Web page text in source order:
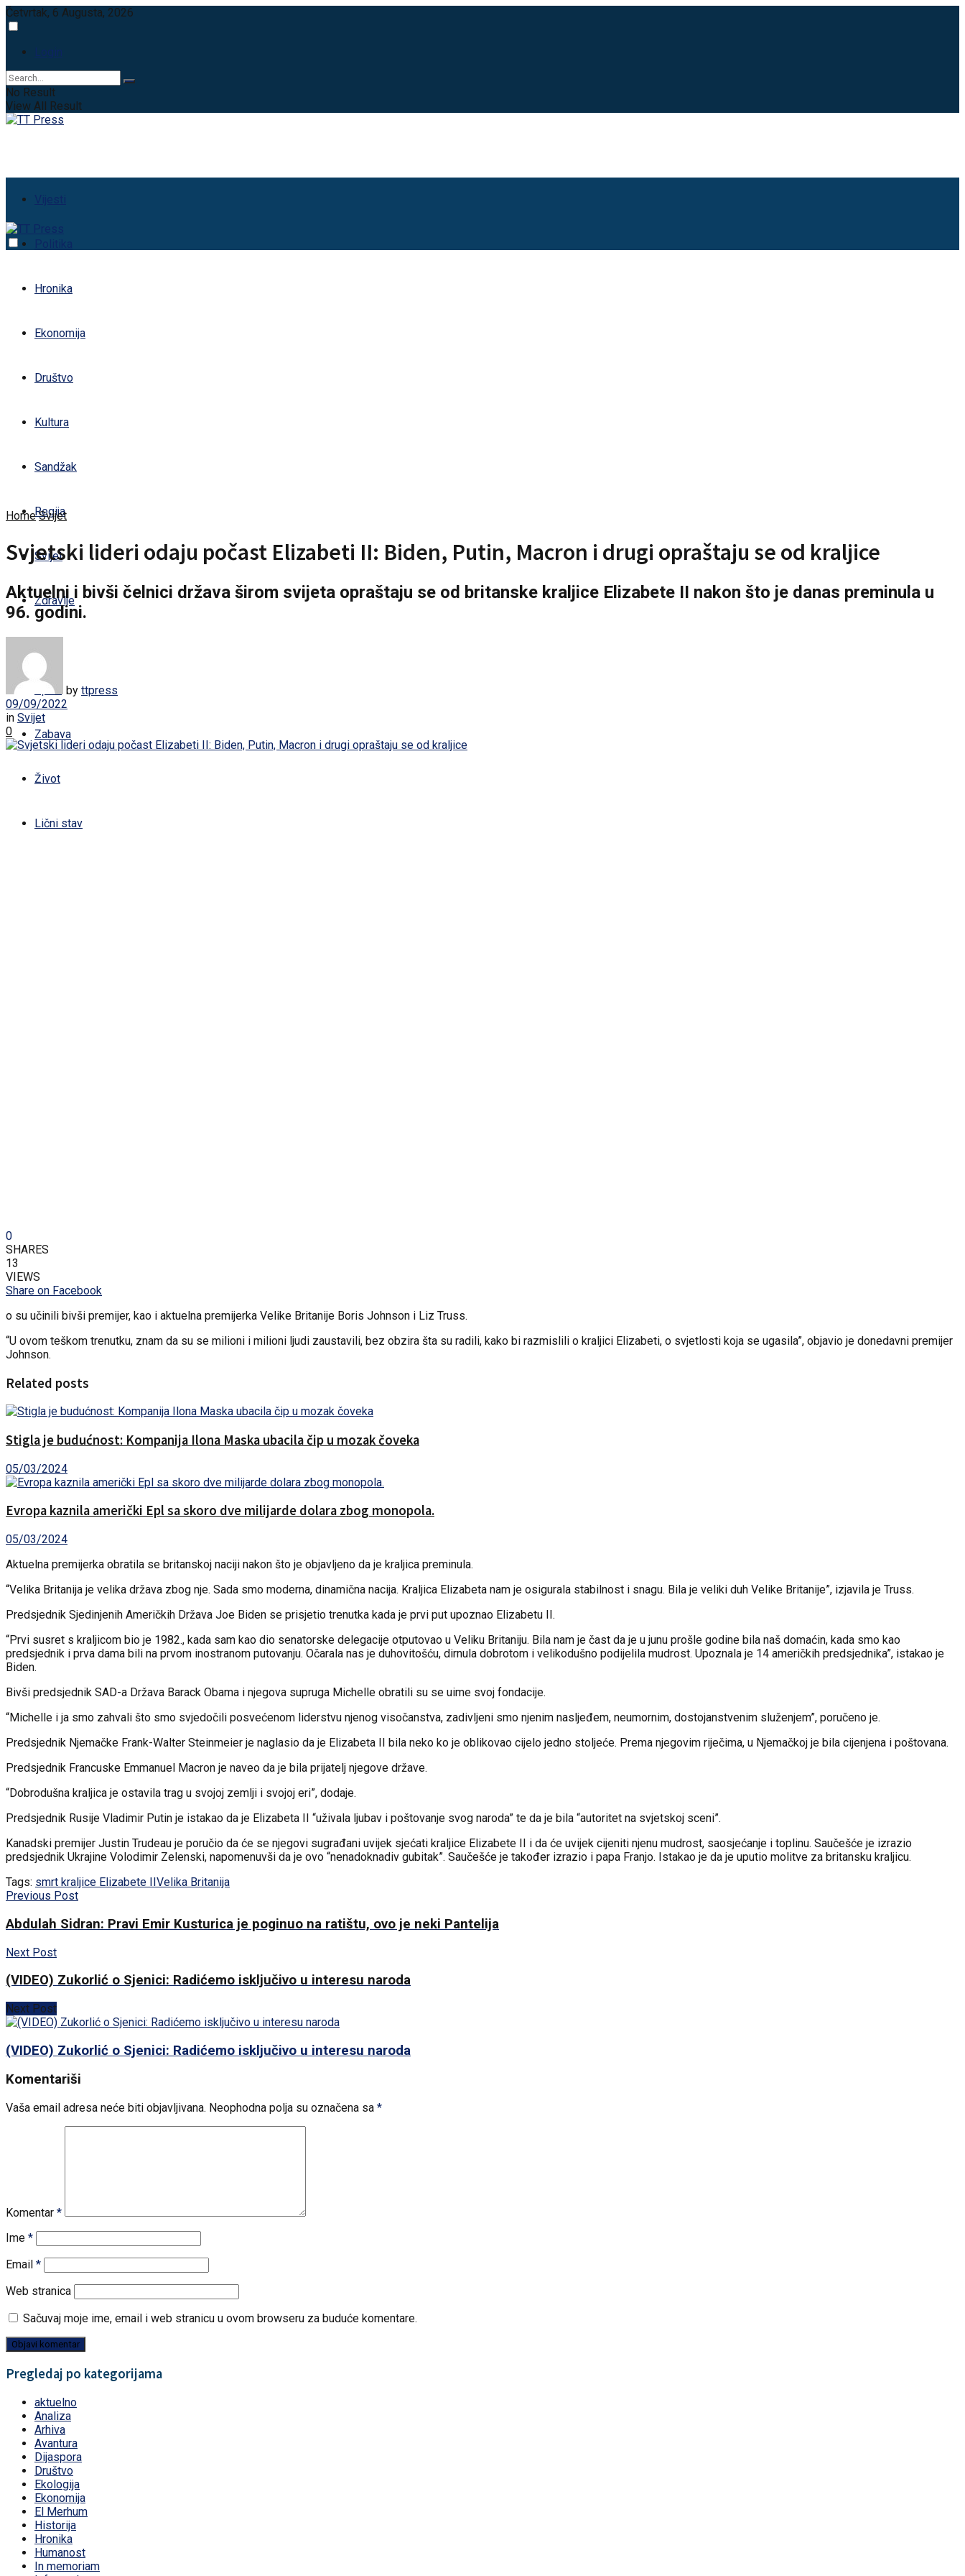
Četvrtak, 6 Augusta, 2026
Login
No Result
View All Result
Vijesti
Politika
Hronika
Ekonomija
Društvo
Kultura
Sandžak
Regija
Svijet
Zdravlje
Sport
Zabava
Život
Lični stav
Home Svijet
Svjetski lideri odaju počast Elizabeti II: Biden, Putin, Macron i drugi opraštaju se od kraljice
Aktuelni i bivši čelnici država širom svijeta opraštaju se od britanske kraljice Elizabete II nakon što je danas preminula u
96. godini.
by ttpress
09/09/2022
in Svijet
0
0
SHARES
13
VIEWS
Share on Facebook
o su učinili bivši premijer, kao i aktuelna premijerka Velike Britanije Boris Johnson i Liz Truss.
“U ovom teškom trenutku, znam da su se milioni i milioni ljudi zaustavili, bez obzira šta su radili, kako bi razmislili o kraljici Elizabeti, o svjetlosti koja se ugasila”, objavio je donedavni premijer
Johnson.
Related posts
Stigla je budućnost: Kompanija Ilona Maska ubacila čip u mozak čoveka
05/03/2024
Evropa kaznila američki Epl sa skoro dve milijarde dolara zbog monopola.
05/03/2024
Aktuelna premijerka obratila se britanskoj naciji nakon što je objavljeno da je kraljica preminula.
“Velika Britanija je velika država zbog nje. Sada smo moderna, dinamična nacija. Kraljica Elizabeta nam je osigurala stabilnost i snagu. Bila je veliki duh Velike Britanije”, izjavila je Truss.
Predsjednik Sjedinjenih Američkih Država Joe Biden se prisjetio trenutka kada je prvi put upoznao Elizabetu II.
“Prvi susret s kraljicom bio je 1982., kada sam kao dio senatorske delegacije otputovao u Veliku Britaniju. Bila nam je čast da je u junu prošle godine bila naš domaćin, kada smo kao
predsjednik i prva dama bili na prvom inostranom putovanju. Očarala nas je duhovitošću, dirnula dobrotom i velikodušno podijelila mudrost. Upoznala je 14 američkih predsjednika”, istakao je
Biden.
Bivši predsjednik SAD-a Država Barack Obama i njegova supruga Michelle obratili su se uime svoj fondacije.
“Michelle i ja smo zahvali što smo svjedočili posvećenom liderstvu njenog visočanstva, zadivljeni smo njenim nasljeđem, neumornim, dostojanstvenim služenjem”, poručeno je.
Predsjednik Njemačke Frank-Walter Steinmeier je naglasio da je Elizabeta II bila neko ko je oblikovao cijelo jedno stoljeće. Prema njegovim riječima, u Njemačkoj je bila cijenjena i poštovana.
Predsjednik Francuske Emmanuel Macron je naveo da je bila prijatelj njegove države.
“Dobrodušna kraljica je ostavila trag u svojoj zemlji i svojoj eri”, dodaje.
Predsjednik Rusije Vladimir Putin je istakao da je Elizabeta II “uživala ljubav i poštovanje svog naroda” te da je bila “autoritet na svjetskoj sceni”.
Kanadski premijer Justin Trudeau je poručio da će se njegovi sugrađani uvijek sjećati kraljice Elizabete II i da će uvijek cijeniti njenu mudrost, saosjećanje i toplinu. Saučešće je izrazio
predsjednik Ukrajine Volodimir Zelenski, napomenuvši da je ovo “nenadoknadiv gubitak”. Saučešće je također izrazio i papa Franjo. Istakao je da je uputio molitve za britansku kraljicu.
Tags: smrt kraljice Elizabete IIVelika Britanija
Previous Post
Abdulah Sidran: Pravi Emir Kusturica je poginuo na ratištu, ovo je neki Pantelija
Next Post
(VIDEO) Zukorlić o Sjenici: Radićemo isključivo u interesu naroda
Next Post
(VIDEO) Zukorlić o Sjenici: Radićemo isključivo u interesu naroda
Komentariši
Vaša email adresa neće biti objavljivana. Neophodna polja su označena sa *
Komentar *
Ime *
Email *
Web stranica
Sačuvaj moje ime, email i web stranicu u ovom browseru za buduće komentare.
Pregledaj po kategorijama
aktuelno
Analiza
Arhiva
Avantura
Dijaspora
Društvo
Ekologija
Ekonomija
El Merhum
Historija
Hronika
Humanost
In memoriam